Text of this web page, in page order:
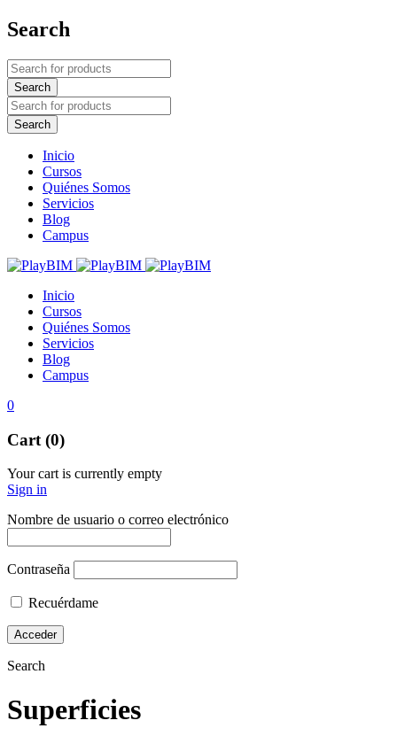
Search
Inicio
Cursos
Quiénes Somos
Servicios
Blog
Campus
Inicio
Cursos
Quiénes Somos
Servicios
Blog
Campus
0
Cart (0)
Your cart is currently empty
Sign in
Nombre de usuario o correo electrónico
Contraseña
Recuérdame
Search
Superficies